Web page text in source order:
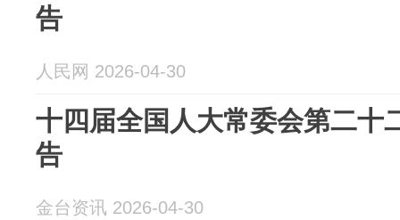
告
人民网 2026-04-30
十四届全国人大常委会第二十
告
金台资讯 2026-04-30